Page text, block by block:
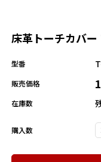
床革トーチカバ
型番
販売価格
在庫数
購入数